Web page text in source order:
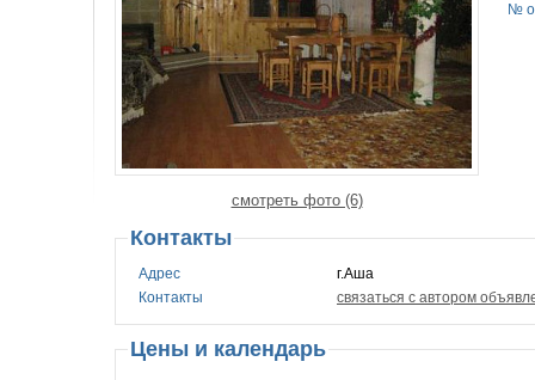
смотреть фото (6)
№
Контакты
Адрес
г.Аша
Контакты
связаться с автором
Цены и календарь